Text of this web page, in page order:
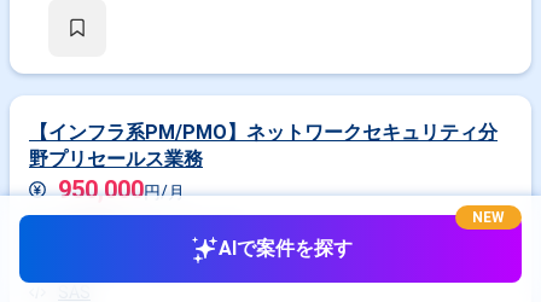
【インフラ系PM/PMO】ネットワークセキュリティ分
野プリセールス業務
950,000円/月
AIで案件を探す
NEW